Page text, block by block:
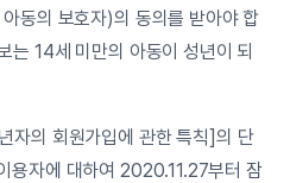
동의 보호자)의 동의를 받아야 합
는 14세 미만의 아동이 성년이 되
자의 회원가입에 관한 특칙]의 단
용자에 대하여 2020.11.27부터 잠